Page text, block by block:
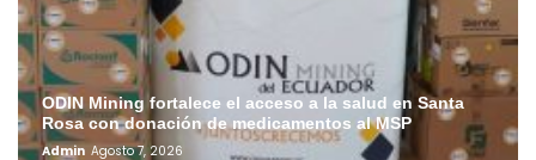
ODIN Mining fortalece el acceso a la salud en Santa
Rosa con donación de medicamentos al MSP
Admin Agosto 7, 2026